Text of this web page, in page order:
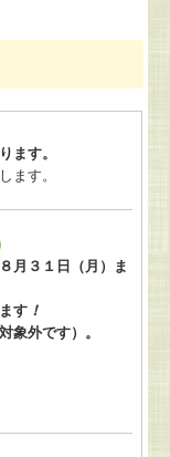
ます。
ます。
月３１日（月）ま
す ！
象外です）。